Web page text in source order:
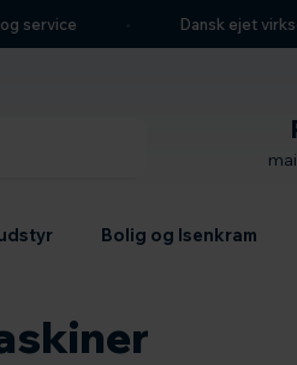
Dansk ejet
Bolig og Isenkram